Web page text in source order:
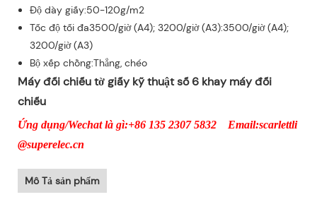
Độ dày giấy:50-120g/m2
Tốc độ tối đa3500/giờ (A4); 3200/giờ (A3):3500/giờ (A4);
3200/giờ (A3)
Bộ xếp chồng:Thẳng, chéo
Máy đối chiếu tờ giấy kỹ thuật số 6 khay máy đối
chiếu
Ứng dụng/Wechat là gì:+86 135 2307 5832 Email:scarlettli
@superelec.cn
Mô Tả sản phẩm